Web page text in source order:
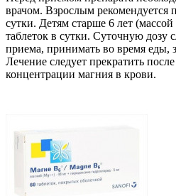
врачом. Взрослым рекомендуется
сутки. Детям старше 6 лет (массой
таблеток в сутки. Суточную дозу
приема, принимать во время еды,
Лечение следует прекратить
концентрации магния в крови.